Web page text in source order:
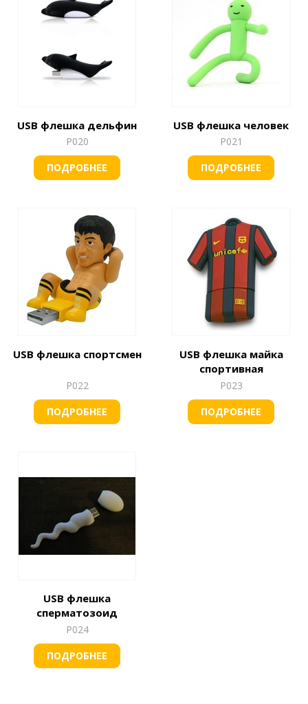
USB флешка дельфин
Р020
ПОДРОБНЕЕ
USB флешка человек
Р021
ПОДРОБНЕЕ
USB флешка спортсмен
Р022
ПОДРОБНЕЕ
USB флешка майка
спортивная
Р023
ПОДРОБНЕЕ
USB флешка
сперматозоид
Р024
ПОДРОБНЕЕ